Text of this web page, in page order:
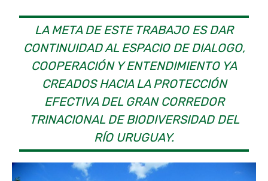
LA META DE ESTE TRABAJO ES DAR
CONTINUIDAD AL ESPACIO DE DIALOGO,
COOPERACIÓN Y ENTENDIMIENTO YA
CREADOS HACIA LA PROTECCIÓN
EFECTIVA DEL GRAN CORREDOR
TRINACIONAL DE BIODIVERSIDAD DEL
RÍO URUGUAY.